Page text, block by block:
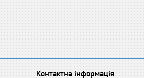
Контактна інформація